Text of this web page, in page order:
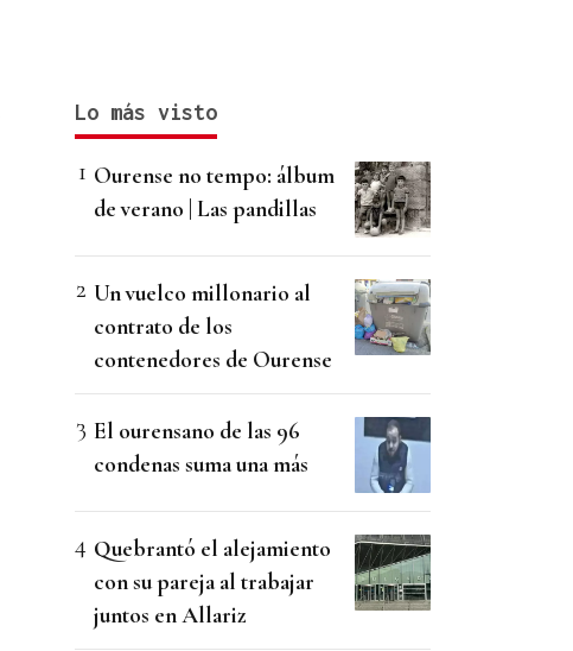
Lo más visto
Ourense no tempo: álbum
de verano | Las pandillas
Un vuelco millonario al
contrato de los
contenedores de Ourense
El ourensano de las 96
condenas suma una más
Quebrantó el alejamiento
con su pareja al trabajar
juntos en Allariz